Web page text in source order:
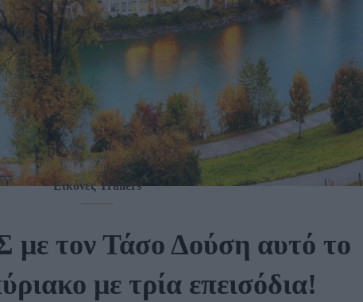
Εικόνες Trailers
τον Τάσο Δούση αυτό το
με τρία επεισόδια!